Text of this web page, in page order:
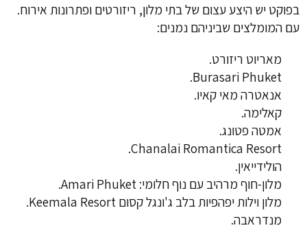
בפוקט יש היצע עצום של בתי מלון, ריזורטים ופתרונות אירוח.
עם המומלצים שביניהם נמנים:
מאריוט ריזורט.
Burasari Phuket.
אנאטרה מאי קאיו.
קאלימה.
אמטה פטונג.
Chanalai Romantica Resort.
הולידייאין.
מלון-חוף מרהיב עם נוף חלומי: Amari Phuket.
מלון וילות יפהפיות בלב ג'ונגל קסום Keemala Resort.
מנדראבה.